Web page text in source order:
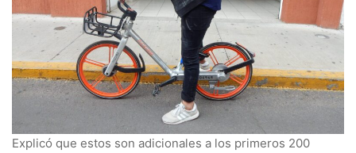
Explicó que estos son adicionales a los primeros 200